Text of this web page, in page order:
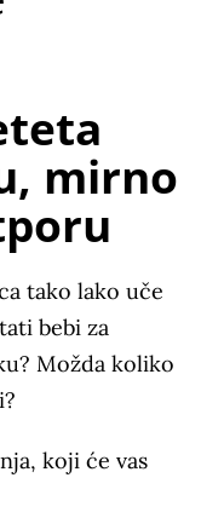
mirno
tako lako uče
bebi za
Možda koliko
koji će vas